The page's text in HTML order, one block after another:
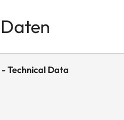
- Technical Data